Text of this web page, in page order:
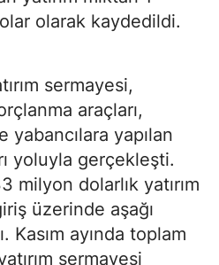
olarak kaydedildi.
sermayesi,
araçları,
yabancılara yapılan
yoluyla gerçekleşti.
milyon dolarlık yatırım
üzerinde aşağı
Kasım ayında toplam
sermayesi